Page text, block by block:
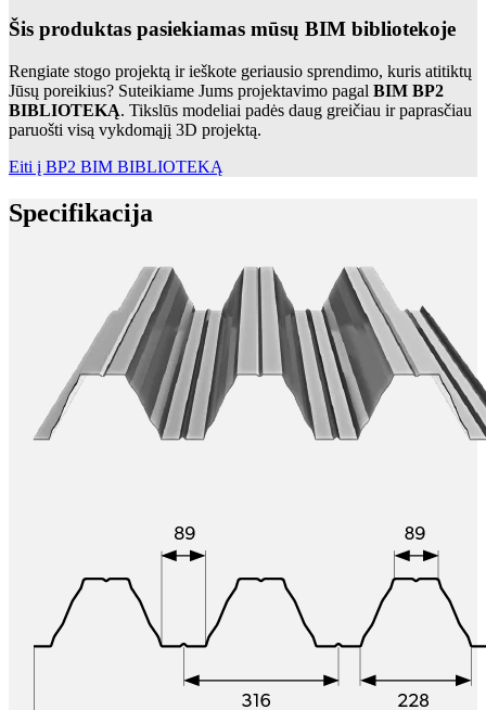
Šis produktas pasiekiamas mūsų BIM bibliotekoje
Rengiate stogo projektą ir ieškote geriausio sprendimo, kuris atitiktų
Jūsų poreikius? Suteikiame Jums projektavimo pagal BIM BP2
BIBLIOTEKĄ. Tikslūs modeliai padės daug greičiau ir paprasčiau
paruošti visą vykdomąjį 3D projektą.
Eiti į BP2 BIM BIBLIOTEKĄ
Specifikacija